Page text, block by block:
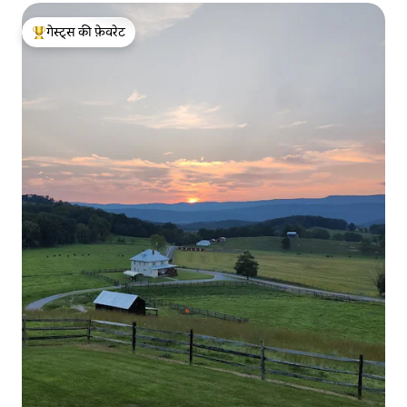
गेस्ट्स का टॉप फ़ेवरेट
गेस्ट्स की फ़ेवरेट